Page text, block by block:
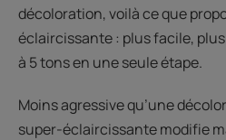
décoloration, voilà ce que
éclaircissante : plus facile,
à 5 tons en une seule étape.
Moins agressive qu’une
super-éclaircissante modifie